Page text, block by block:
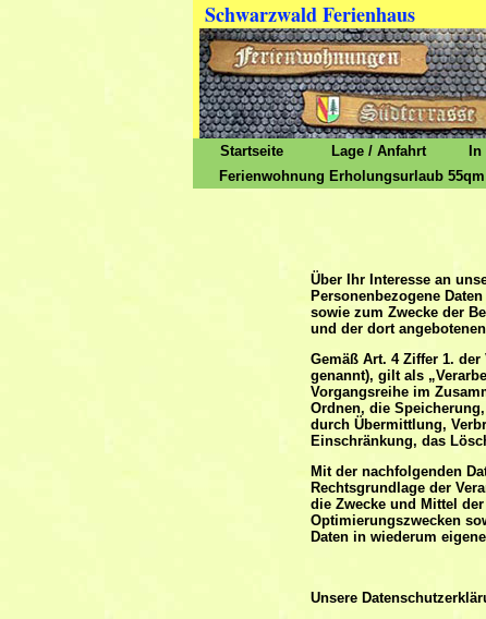
Schwarzwald Ferienhaus
Startseite Lage / Anfahrt
Ferienwohnung Erholungsurlaub 55qm
Über Ihr Interesse an
Personenbezogene
sowie zum Zwecke der
und der dort
Gemäß Art. 4 Ziffer 1.
genannt), gilt als
Vorgangsreihe im
Ordnen, die
durch Übermittlung,
Einschränkung, das
Mit der nachfolgenden
Rechtsgrundlage der
die Zwecke und Mittel
Optimierungszwecken
Daten in wiederum
Unsere